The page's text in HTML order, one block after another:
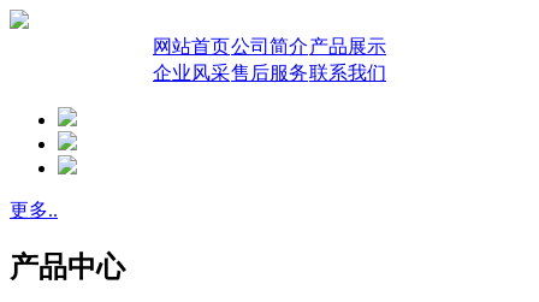
网站首页公司简介产品展示
企业风采售后服务联系我们
更多..
产品中心